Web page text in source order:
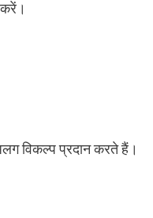
करें।
विकल्प प्रदान करते हैं।